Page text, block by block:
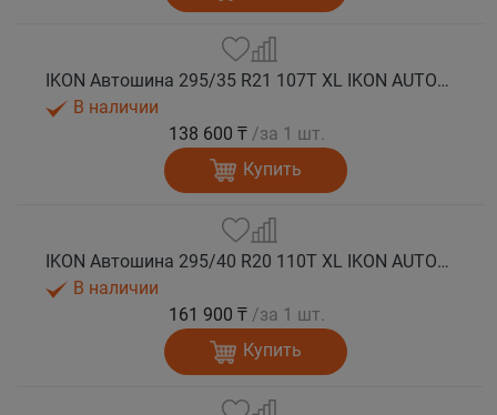
IKON Автошина 295/35 R21 107T XL IKON AUTOGRAPH ICE 9 SUV шип.
В наличии
138 600 ₸ /за 1 шт.
Купить
IKON Автошина 295/40 R20 110T XL IKON AUTOGRAPH ICE 9 SUV шип.
В наличии
161 900 ₸ /за 1 шт.
Купить